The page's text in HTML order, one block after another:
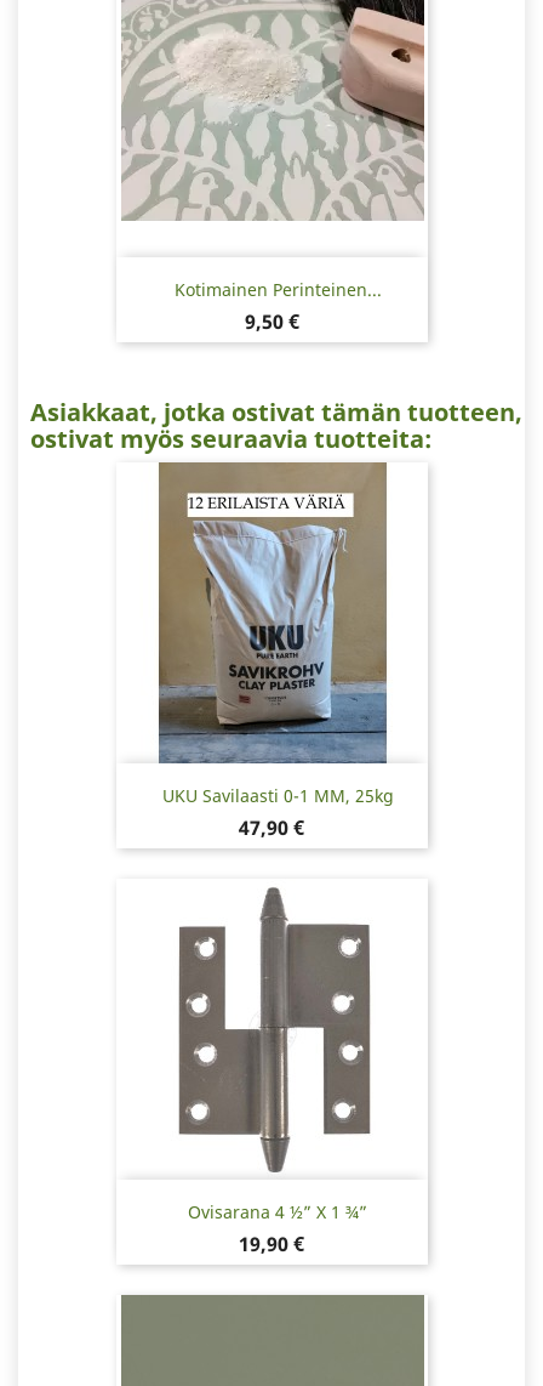
Kotimainen Perinteinen...
Hinta
9,50 €
Asiakkaat, jotka ostivat tämän tuotteen,
ostivat myös seuraavia tuotteita:
UKU Savilaasti 0-1 MM, 25kg
Hinta
47,90 €
Ovisarana 4 ½” X 1 ¾”
Hinta
19,90 €